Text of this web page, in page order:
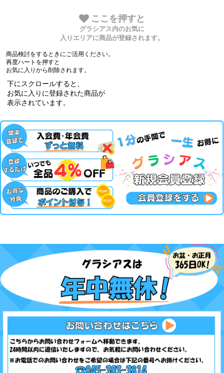
ここを押すと
グラシアス内のお気に
入りエリアに商品が登録されます。
商品検討をするときにご活用ください。
再度ハートを押すと
お気に入りから削除されます。
下にスクロールすると、
お気に入りに登録された商品が
表示されています。